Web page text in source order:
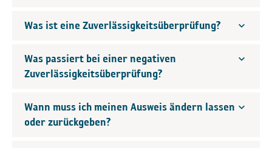
Was ist eine Zuverlässigkeitsüberprüfung?
Was passiert bei einer negativen
Zuverlässigkeitsüberprüfung?
Wann muss ich meinen Ausweis ändern lassen
oder zurückgeben?